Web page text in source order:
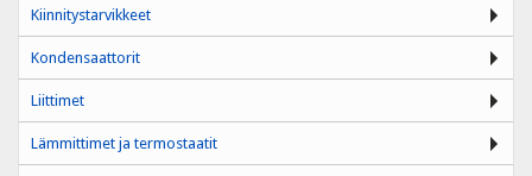
Kiinnitystarvikkeet
Kondensaattorit
Liittimet
Lämmittimet ja termostaatit